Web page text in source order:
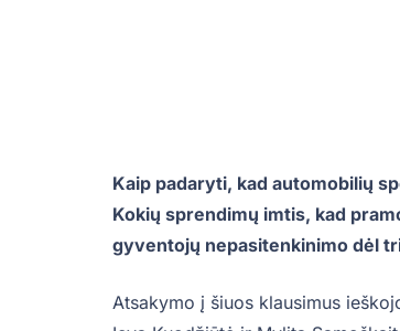
Kaip padaryti, kad automobilių
Kokių sprendimų imtis, kad
gyventojų nepasitenkinimo dėl
Atsakymo į šiuos klausimus